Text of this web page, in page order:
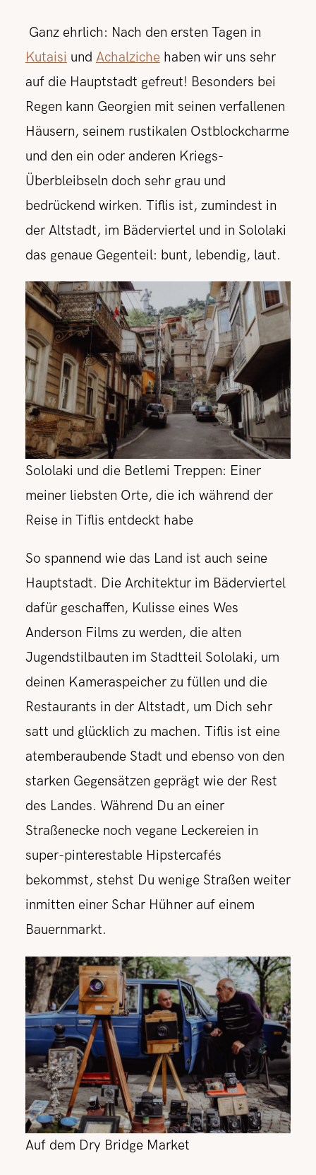
Ganz ehrlich: Nach den ersten Tagen in
Kutaisi und Achalziche haben wir uns sehr
auf die Hauptstadt gefreut! Besonders bei
Regen kann Georgien mit seinen verfallenen
Häusern, seinem rustikalen Ostblockcharme
und den ein oder anderen Kriegs-
Überbleibseln doch sehr grau und
bedrückend wirken. Tiflis ist, zumindest in
der Altstadt, im Bäderviertel und in Sololaki
das genaue Gegenteil: bunt, lebendig, laut.
Sololaki und die Betlemi Treppen: Einer
meiner liebsten Orte, die ich während der
Reise in Tiflis entdeckt habe
So spannend wie das Land ist auch seine
Hauptstadt. Die Architektur im Bäderviertel
dafür geschaffen, Kulisse eines Wes
Anderson Films zu werden, die alten
Jugendstilbauten im Stadtteil Sololaki, um
deinen Kameraspeicher zu füllen und die
Restaurants in der Altstadt, um Dich sehr
satt und glücklich zu machen. Tiflis ist eine
atemberaubende Stadt und ebenso von den
starken Gegensätzen geprägt wie der Rest
des Landes. Während Du an einer
Straßenecke noch vegane Leckereien in
super-pinterestable Hipstercafés
bekommst, stehst Du wenige Straßen weiter
inmitten einer Schar Hühner auf einem
Bauernmarkt.
Auf dem Dry Bridge Market